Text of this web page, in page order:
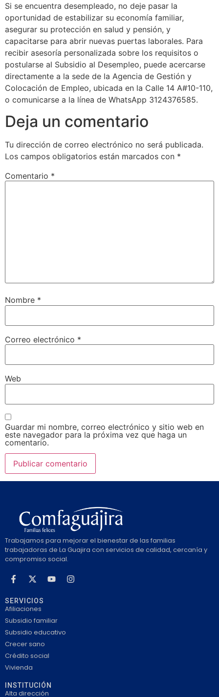
Si se encuentra desempleado, no deje pasar la
oportunidad de estabilizar su economía familiar,
asegurar su protección en salud y pensión, y
capacitarse para abrir nuevas puertas laborales. Para
recibir asesoría personalizada sobre los requisitos o
postularse al Subsidio al Desempleo, puede acercarse
directamente a la sede de la Agencia de Gestión y
Colocación de Empleo, ubicada en la Calle 14 A#10-110,
o comunicarse a la línea de WhatsApp 3124376585.
Deja un comentario
Tu dirección de correo electrónico no será publicada.
Los campos obligatorios están marcados con *
Comentario *
Nombre *
Correo electrónico *
Web
Guardar mi nombre, correo electrónico y sitio web en
este navegador para la próxima vez que haga un
comentario.
Trabajamos para mejorar el bienestar de las familias
trabajadoras de La Guajira con servicios de calidad, cercanía y
compromiso social.
SERVICIOS
Afiliaciones
Subsidio familiar
Subsidio educativo
Crecer sano
Crédito social
Vivienda
INSTITUCIÓN
Alta dirección